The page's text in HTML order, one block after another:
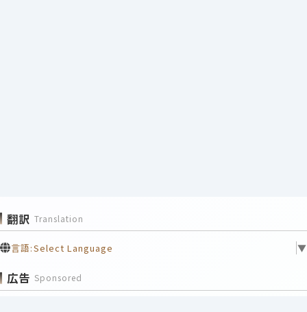
翻訳 Translation
言語:Select Language ▼
広告 Sponsored